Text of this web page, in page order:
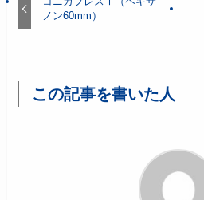
ノン60mm）
この記事を書いた人